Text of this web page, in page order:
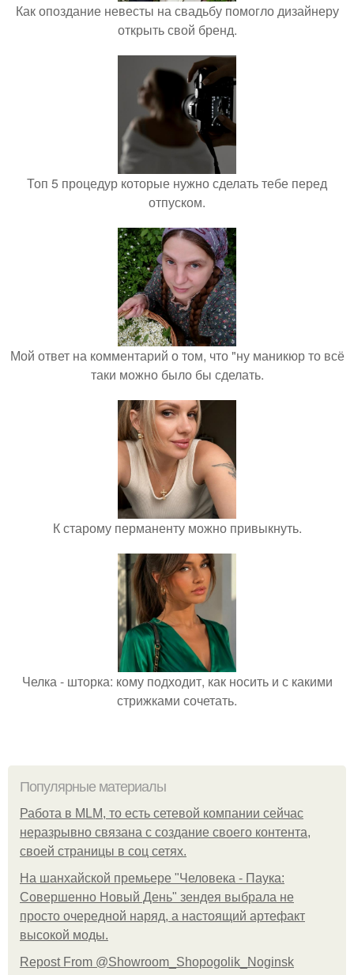
Как опоздание невесты на свадьбу помогло дизайнеру
открыть свой бренд.
Топ 5 процедур которые нужно сделать тебе перед
отпуском.
Мой ответ на комментарий о том, что "ну маникюр то всё
таки можно было бы сделать.
К старому перманенту можно привыкнуть.
Челка - шторка: кому подходит, как носить и с какими
стрижками сочетать.
Популярные материалы
Работа в MLM, то есть сетевой компании сейчас
неразрывно связана с создание своего контента,
своей страницы в соц сетях.
На шанхайской премьере "Человека - Паука:
Совершенно Новый День" зендея выбрала не
просто очередной наряд, а настоящий артефакт
высокой моды.
Repost From @Showroom_Shopogolik_Noginsk